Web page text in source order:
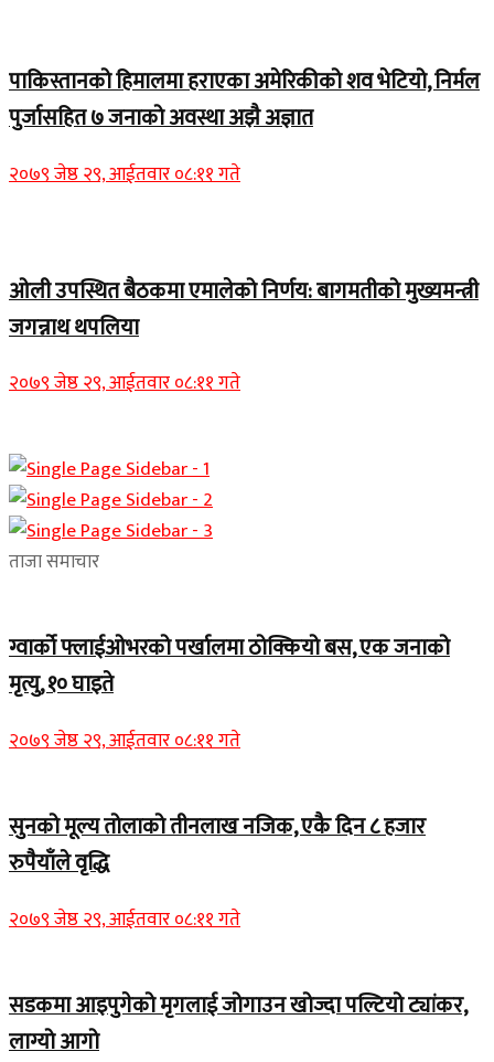
पाकिस्तानको हिमालमा हराएका अमेरिकीको शव भेटियो, निर्मल
पुर्जासहित ७ जनाको अवस्था अझै अज्ञात
२०७९ जेष्ठ २९, आईतवार ०८:११ गते
ओली उपस्थित बैठकमा एमालेको निर्णय: बागमतीको मुख्यमन्त्री
जगन्नाथ थपलिया
२०७९ जेष्ठ २९, आईतवार ०८:११ गते
ताजा समाचार
ग्वार्को फ्लाईओभरको पर्खालमा ठोक्कियो बस, एक जनाको
मृत्यु, १० घाइते
२०७९ जेष्ठ २९, आईतवार ०८:११ गते
सुनको मूल्य तोलाको तीनलाख नजिक, एकै दिन ८ हजार
रुपैयाँले वृद्धि
२०७९ जेष्ठ २९, आईतवार ०८:११ गते
सडकमा आइपुगेको मृगलाई जोगाउन खोज्दा पल्टियो ट्यांकर,
लाग्यो आगो